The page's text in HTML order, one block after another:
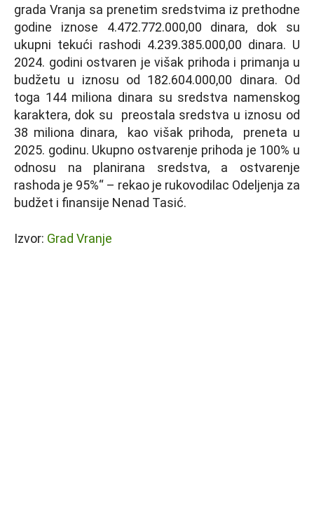
grada Vranja sa prenetim sredstvima iz prethodne
godine iznose 4.472.772.000,00 dinara, dok su
ukupni tekući rashodi 4.239.385.000,00 dinara. U
2024. godini ostvaren je višak prihoda i primanja u
budžetu u iznosu od 182.604.000,00 dinara. Od
toga 144 miliona dinara su sredstva namenskog
karaktera, dok su preostala sredstva u iznosu od
38 miliona dinara, kao višak prihoda, preneta u
2025. godinu. Ukupno ostvarenje prihoda je 100% u
odnosu na planirana sredstva, a ostvarenje
rashoda je 95%“ – rekao je rukovodilac Odelјenja za
budžet i finansije Nenad Tasić.
Izvor: Grad Vranje